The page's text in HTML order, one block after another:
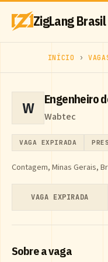
ZigLang Brasil
INÍCIO ›
W Engenheiro
Wabtec
VAGA EXPIRADA
Contagem, Minas Gerais,
VAGA EXPIRADA
Sobre a vaga